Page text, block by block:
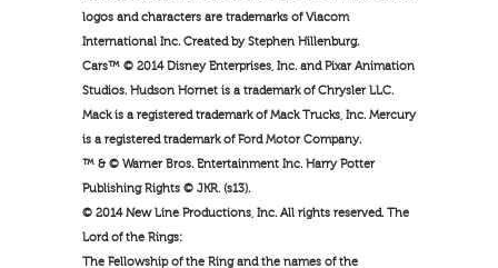
logos and characters are trademarks of Viacom
International Inc. Created by Stephen Hillenburg.
Cars™ © 2014 Disney Enterprises, Inc. and Pixar Animation
Studios. Hudson Hornet is a trademark of Chrysler LLC.
Mack is a registered trademark of Mack Trucks, Inc. Mercury
is a registered trademark of Ford Motor Company.
™ & © Warner Bros. Entertainment Inc. Harry Potter
Publishing Rights © JKR. (s13).
© 2014 New Line Productions, Inc. All rights reserved. The
Lord of the Rings:
The Fellowship of the Ring and the names of the